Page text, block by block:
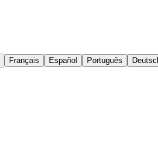
Français Español Português